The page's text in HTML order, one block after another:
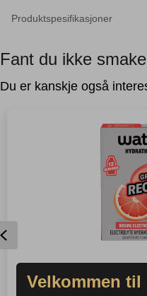
Produktspesifikasjoner
Fant du ikke
Du er kanskje også
Previous
Velkommen